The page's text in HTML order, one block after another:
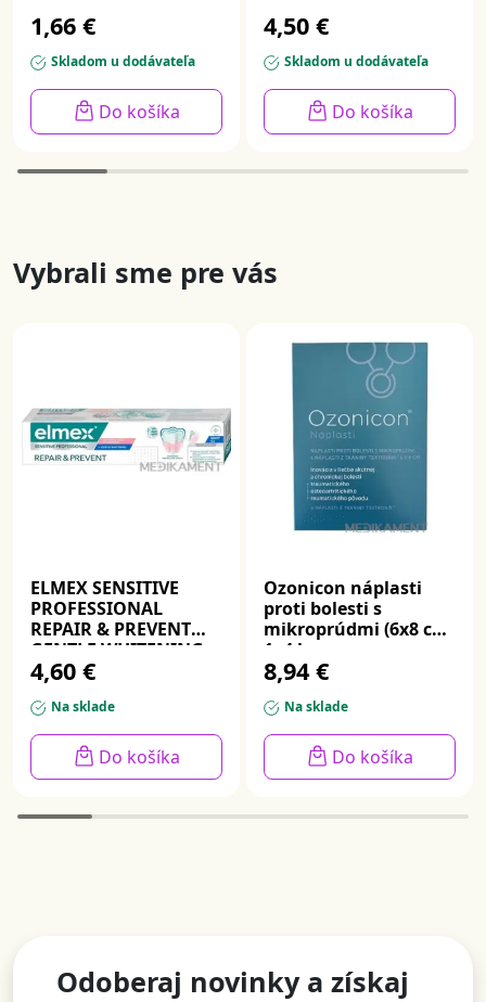
príchuť ovocie 40 g
1,66 €
Skladom u dodávateľa
Do košíka
10 x 10 g
4,50 €
Skladom u dodávateľa
Do košíka
Vybrali sme pre vás
ELMEX SENSITIVE
PROFESSIONAL
REPAIR & PREVENT
GENTLE WHITENING,
zubná pasta 75 ml
4,60 €
Na sklade
Do košíka
Ozonicon náplasti
proti bolesti s
mikroprúdmi (6x8 cm)
1x4 ks
8,94 €
Na sklade
Do košíka
Odoberaj novinky a získaj